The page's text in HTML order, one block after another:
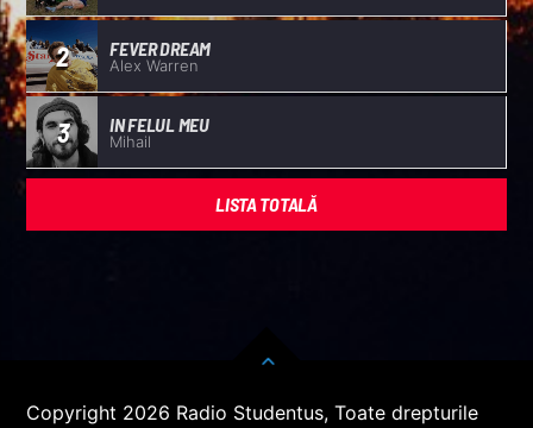
2 FEVER DREAM
Alex Warren
3 IN FELUL MEU
Mihail
LISTA TOTALĂ
Copyright 2026 Radio Studentus, Toate drepturile